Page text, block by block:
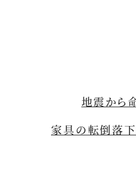
地震から
家具の転倒落